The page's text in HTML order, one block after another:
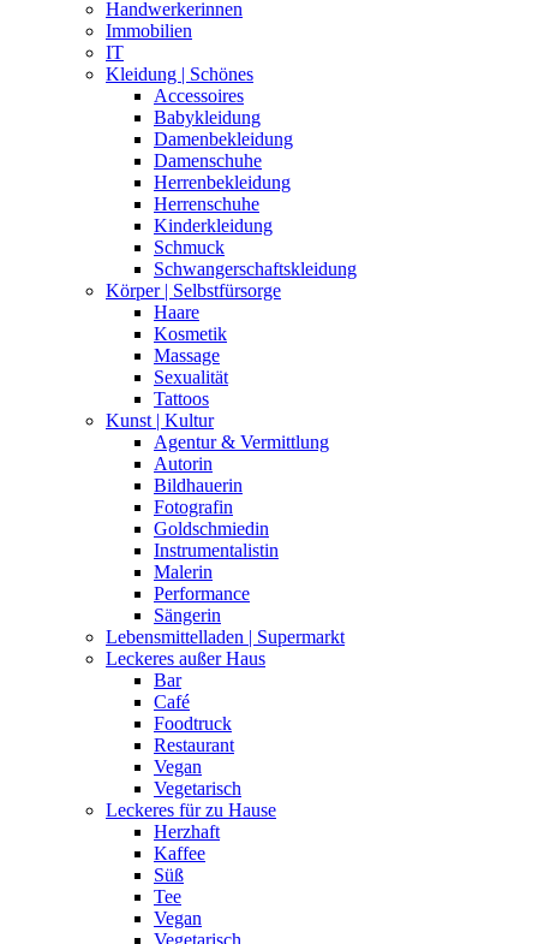
Handwerkerinnen
Immobilien
IT
Kleidung | Schönes
Accessoires
Babykleidung
Damenbekleidung
Damenschuhe
Herrenbekleidung
Herrenschuhe
Kinderkleidung
Schmuck
Schwangerschaftskleidung
Körper | Selbstfürsorge
Haare
Kosmetik
Massage
Sexualität
Tattoos
Kunst | Kultur
Agentur & Vermittlung
Autorin
Bildhauerin
Fotografin
Goldschmiedin
Instrumentalistin
Malerin
Performance
Sängerin
Lebensmittelladen | Supermarkt
Leckeres außer Haus
Bar
Café
Foodtruck
Restaurant
Vegan
Vegetarisch
Leckeres für zu Hause
Herzhaft
Kaffee
Süß
Tee
Vegan
Vegetarisch